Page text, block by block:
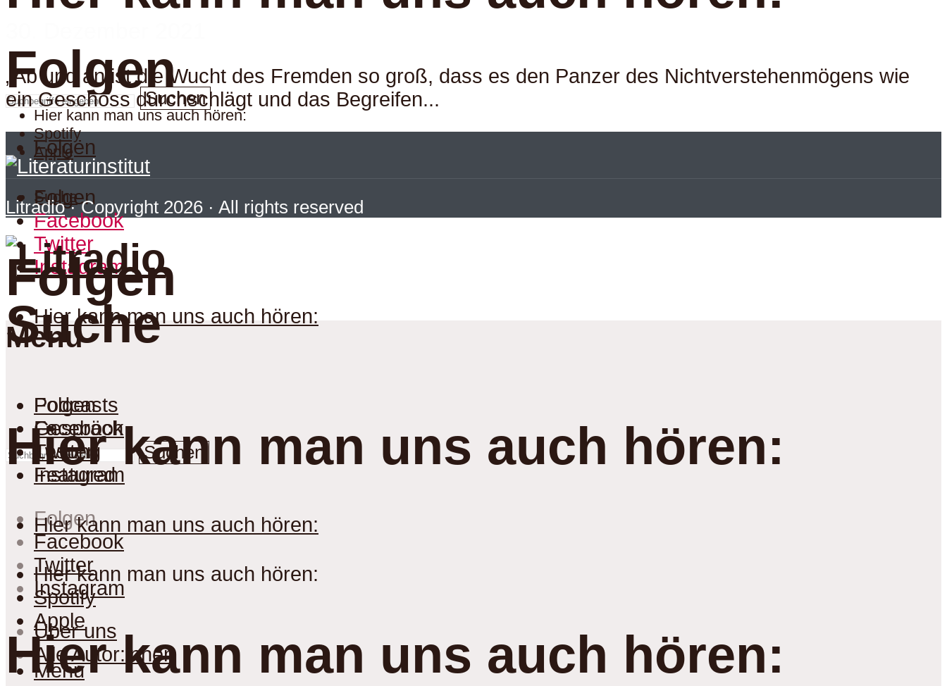
Hier kann man uns auch hören:
Spotify
Apple
Suche
Suche
Suchen
Folgen
Folgen
Facebook
Twitter
Instagram
Hier kann man uns auch hören:
Hier kann man uns auch hören:
Hier kann man uns auch hören:
Spotify
Apple
Menu
Suchen
Folgen
Folgen
Folgen
Facebook
Twitter
Instagram
Hier kann man uns auch hören:
Hier kann man uns auch hören:
„Ab und an ist die Wucht des Fremden so groß, dass es den Panzer des Nichtverstehenmögens wie
ein Geschoss durchschlägt und das Begreifen...
Litradio· Copyright 2026 · All rights reserved
Menu
Podcasts
Gespräch
Lesung
Featured
Folgen
Facebook
Twitter
Instagram
Über uns
Alle Autor:innen